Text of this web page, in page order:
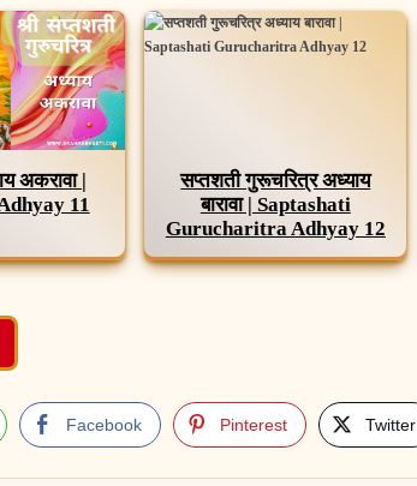
अकरावा |
11
सप्तशती गुरूचरित्र अध्याय
बारावा | Saptashati
Gurucharitra Adhyay 12
Facebook Pinterest Twitter